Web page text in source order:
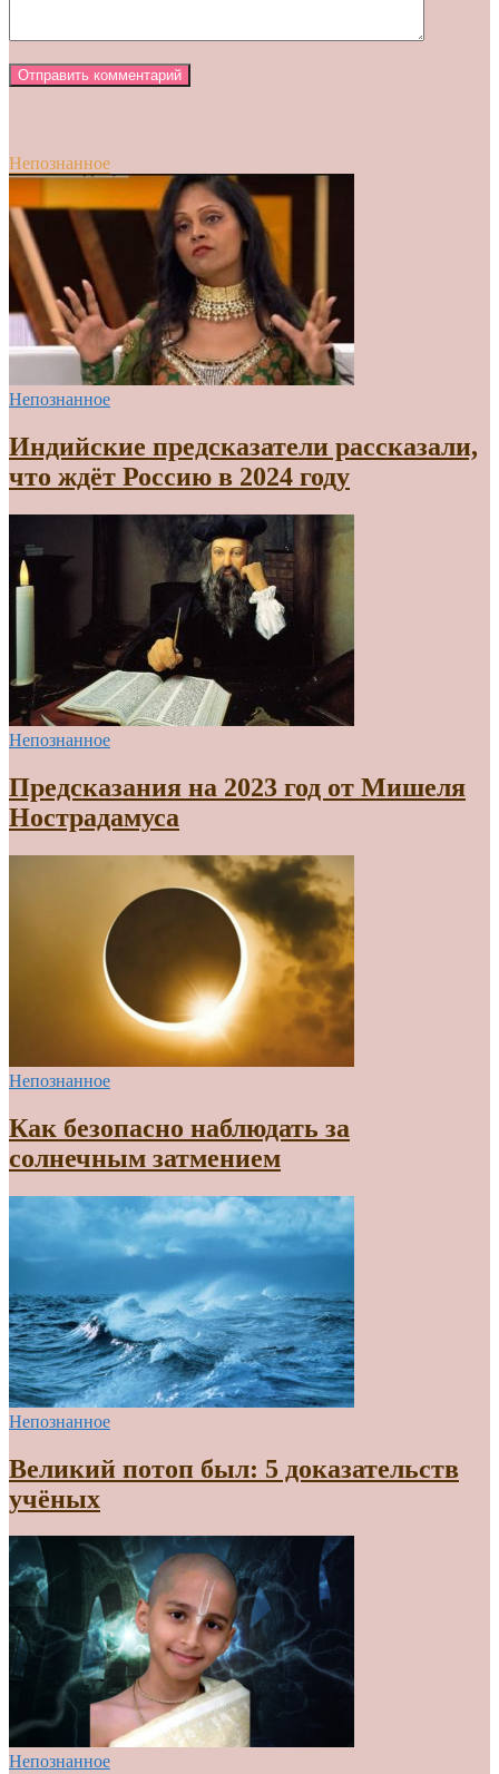
Непознанное
Непознанное
Индийские предсказатели рассказали,
что ждёт Россию в 2024 году
Непознанное
Предсказания на 2023 год от Мишеля
Нострадамуса
Непознанное
Как безопасно наблюдать за
солнечным затмением
Непознанное
Великий потоп был: 5 доказательств
учёных
Непознанное